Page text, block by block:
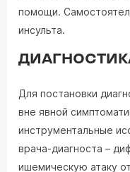
помощи.
инсульта.
Для постановки
вне явной
инструментальные
врача-диагноста –
ишемическую атаку